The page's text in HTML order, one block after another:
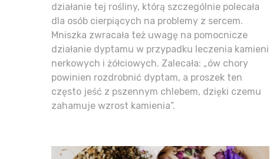
działanie tej rośliny, którą szczególnie polecała
dla osób cierpiących na problemy z sercem.
Mniszka zwracała też uwagę na pomocnicze
działanie dyptamu w przypadku leczenia kamieni
nerkowych i żółciowych. Zalecała: „ów chory
powinien rozdrobnić dyptam, a proszek ten
często jeść z pszennym chlebem, dzięki czemu
zahamuje wzrost kamienia”.